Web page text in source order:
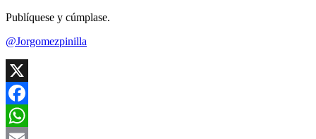
Publíquese y cúmplase.
@Jorgomezpinilla
X
Facebook